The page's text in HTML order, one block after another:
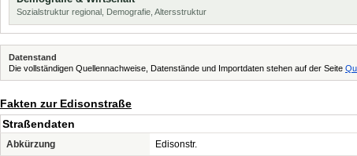
Sozialstruktur regional, Demografie, Altersstruktur
Datenstand
Die vollständigen Quellennachweise, Datenstände und Importdaten stehen auf der Seite
Fakten zur Edisonstraße
Straßendaten
Abkürzung Edisonstr.